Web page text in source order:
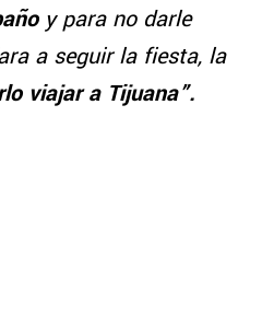
y para no darle
a seguir la fiesta, la
viajar a Tijuana”.